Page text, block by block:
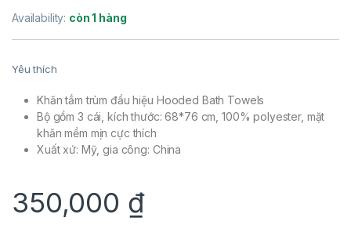
Availability: còn 1 hàng
Yêu thích
Khăn tắm trùm đầu hiệu Hooded Bath Towels
Bộ gồm 3 cái, kích thước: 68*76 cm, 100% polyester, mặt
khăn mềm mịn cực thích
Xuất xứ: Mỹ, gia công: China
350,000 ₫